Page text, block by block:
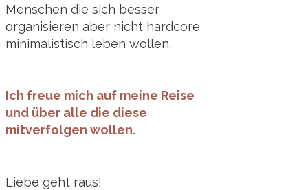
Menschen die sich besser
organisieren aber nicht hardcore
minimalistisch leben wollen.
Ich freue mich auf meine Reise
und über alle die diese
mitverfolgen wollen.
Liebe geht raus!